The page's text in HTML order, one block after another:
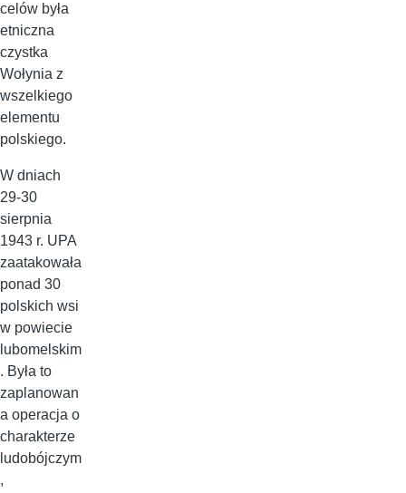
celów była
etniczna
czystka
Wołynia z
wszelkiego
elementu
polskiego.
W dniach
29-30
sierpnia
1943 r. UPA
zaatakowała
ponad 30
polskich wsi
w powiecie
lubomelskim
. Była to
zaplanowan
a operacja o
charakterze
ludobójczym
,